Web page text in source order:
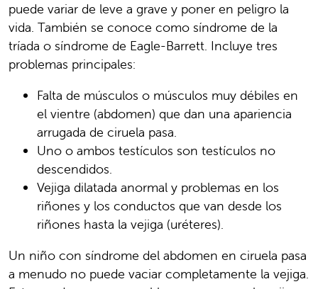
puede variar de leve a grave y poner en peligro la
vida. También se conoce como síndrome de la
tríada o síndrome de Eagle-Barrett. Incluye tres
problemas principales:
Falta de músculos o músculos muy débiles en
el vientre (abdomen) que dan una apariencia
arrugada de ciruela pasa.
Uno o ambos testículos son testículos no
descendidos.
Vejiga dilatada anormal y problemas en los
riñones y los conductos que van desde los
riñones hasta la vejiga (uréteres).
Un niño con síndrome del abdomen en ciruela pasa
a menudo no puede vaciar completamente la vejiga.